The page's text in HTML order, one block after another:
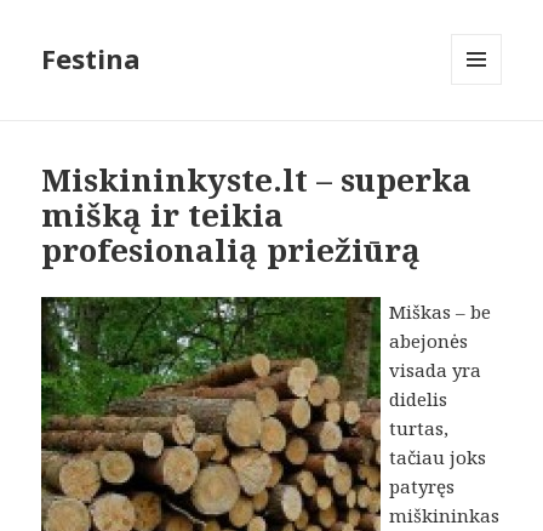
Festina
Miskininkyste.lt – superka
mišką ir teikia
profesionalią priežiūrą
Miškas – be
abejonės
visada yra
didelis
turtas,
tačiau joks
patyręs
miškininkas